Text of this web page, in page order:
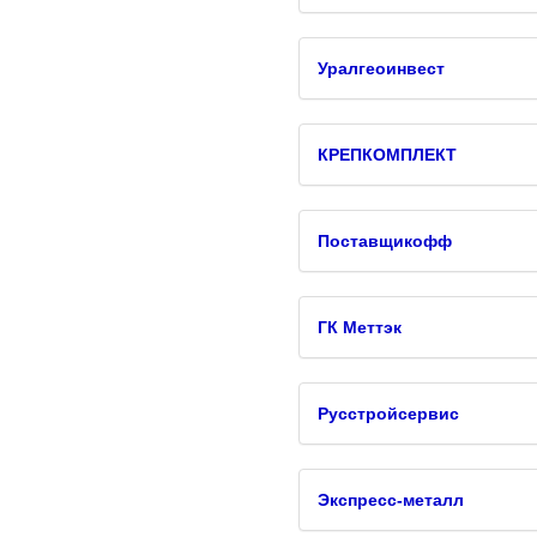
Уралгеоинвест
КРЕПКОМПЛЕКТ
Поставщикофф
ГК Меттэк
Русстройсервис
Экспресс-металл